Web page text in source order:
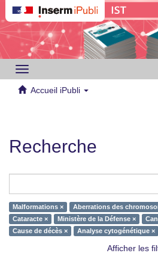
Toggle
navigation
Accueil iPubli
Recherche
Malformations × Aberrations des
Cataracte ×
Ministère de la Défense ×
Cause de décès ×
Analyse cytogénétique ×
Afficher les